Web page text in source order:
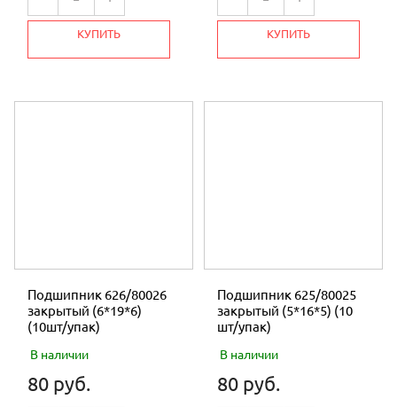
ШНУРЫ
ЗАПЧАСТИ К КОРМОИЗМЕЛЬЧИТЕЛЯМ
ПОДШИПНИКИ
НОЖ ГАЗОНОКОСИЛКИ
КУПИТЬ КУПИТЬ
Подшипник 626/80026
закрытый (6*19*6)
(10шт/упак)
В наличии
80 руб.
Подшипник 625/80025
закрытый (5*16*5) (10
шт/упак)
В наличии
80 руб.